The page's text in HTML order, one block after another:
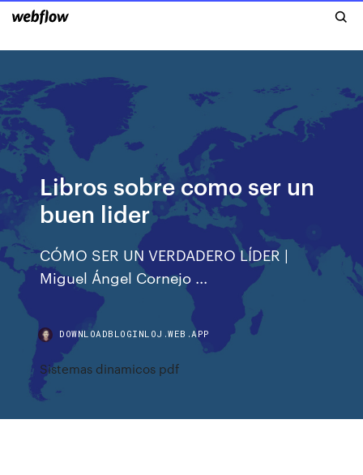
Libros sobre como ser un
buen lider
CÓMO SER UN VERDADERO LÍDER |
Miguel Ángel Cornejo ...
DOWNLOADBLOGINLOJ.WEB.APP
Sistemas dinamicos pdf